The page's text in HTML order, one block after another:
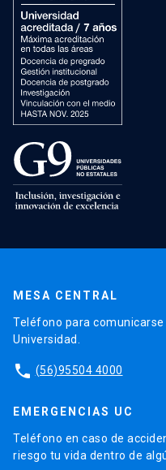
MESA CENTRAL
Teléfono para
Universidad.
phone (56)95504 4000
EMERGENCIAS UC
Teléfono en caso de
riesgo tu vida dentro de